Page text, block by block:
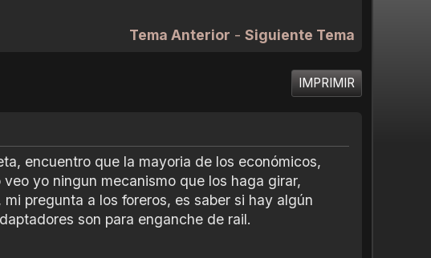
Tema Anterior - Siguiente Tema
IMPRIMIR
encuentro que la mayoria de los económicos,
yo ningun mecanismo que los haga girar,
pregunta a los foreros, es saber si hay algún
son para enganche de rail.